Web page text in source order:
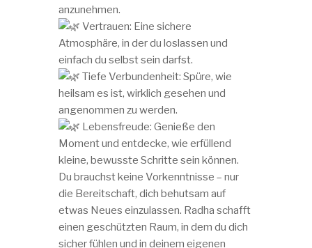
anzunehmen.
Vertrauen: Eine sichere
Atmosphäre, in der du loslassen und
einfach du selbst sein darfst.
Tiefe Verbundenheit: Spüre, wie
heilsam es ist, wirklich gesehen und
angenommen zu werden.
Lebensfreude: Genieße den
Moment und entdecke, wie erfüllend
kleine, bewusste Schritte sein können.
Du brauchst keine Vorkenntnisse – nur
die Bereitschaft, dich behutsam auf
etwas Neues einzulassen. Radha schafft
einen geschützten Raum, in dem du dich
sicher fühlen und in deinem eigenen